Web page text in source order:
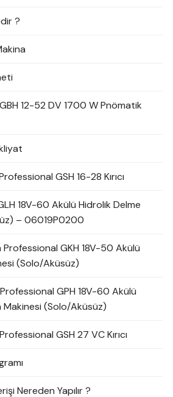
?
12-52 DV 1700 W Pnömatik
GSH 16-28 Kırıcı
18V-60 Akülü Hidrolik Delme
– 06019P0200
GKH 18V-50 Akülü
(Solo/Aküsüz)
GPH 18V-60 Akülü
Makinesi (Solo/Aküsüz)
GSH 27 VC Kırıcı
Nereden Yapılır ?